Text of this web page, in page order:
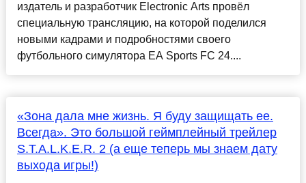
издатель и разработчик Electronic Arts провёл
специальную трансляцию, на которой поделился
новыми кадрами и подробностями своего
футбольного симулятора EA Sports FC 24....
«Зона дала мне жизнь. Я буду защищать ее.
Всегда». Это большой геймплейный трейлер
S.T.A.L.K.E.R. 2 (а еще теперь мы знаем дату
выхода игры!)